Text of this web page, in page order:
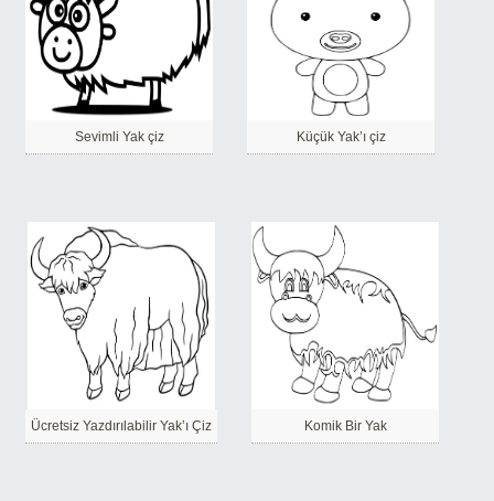
Sevimli Yak çiz Küçük Yak’ı çiz
Ücretsiz Yazdırılabilir Yak’ı Çiz Komik Bir Yak